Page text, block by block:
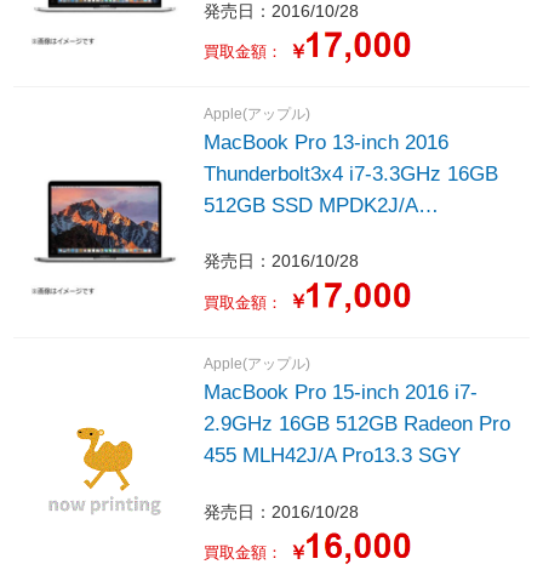
発売日：2016/10/28
買取金額： ￥
Apple(アップル)
MacBook Pro 13-inch 2016
Thunderbolt3x4 i7-3.3GHz 16GB
512GB SSD MPDK2J/A
発売日：2016/10/28
買取金額： ￥
Apple(アップル)
MacBook Pro 15-inch 2016 i7-
2.9GHz 16GB 512GB Radeon Pro
455 MLH42J/A Pro13.3 SGY
発売日：2016/10/28
買取金額： ￥